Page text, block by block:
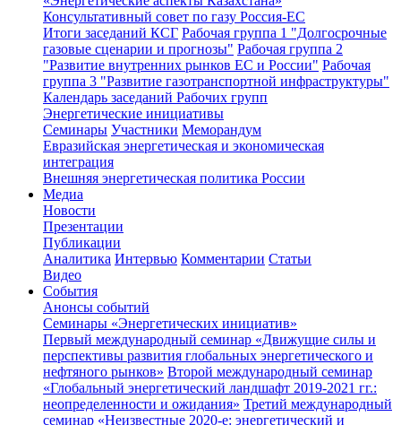
Консультативный совет по газу Россия-ЕС
Итоги заседаний КСГ Рабочая группа 1 "Долгосрочные
газовые сценарии и прогнозы" Рабочая группа 2
"Развитие внутренних рынков ЕС и России" Рабочая
группа 3 "Развитие газотранспортной инфраструктуры"
Календарь заседаний Рабочих групп
Энергетические инициативы
Семинары Участники Меморандум
Евразийская энергетическая и экономическая
интеграция
Внешняя энергетическая политика России
Медиа
Новости
Презентации
Публикации
Аналитика Интервью Комментарии Статьи
Видео
События
Анонсы событий
Семинары «Энергетических инициатив»
Первый международный семинар «Движущие силы и
перспективы развития глобальных энергетического и
нефтяного рынков» Второй международный семинар
«Глобальный энергетический ландшафт 2019-2021 гг.:
неопределенности и ожидания» Третий международный
семинар «Неизвестные 2020-е: энергетический и